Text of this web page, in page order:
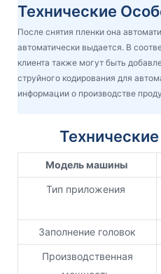
Технические
После снятия пленки она
автоматически выдается. В
клиента также могут быть
струйного кодирования для
информации о производстве
Модель машины
Тип приложения
Заполнение головок
Производственная